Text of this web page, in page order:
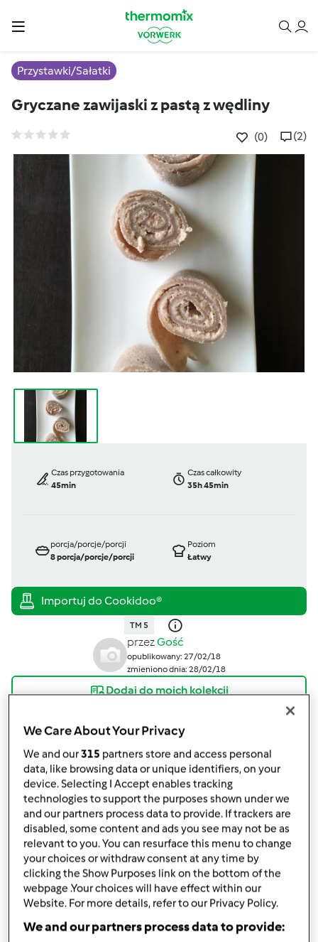
Przystawki/Sałatki
Gryczane zawijaski z pastą z wędliny
(0) (2)
Czas przygotowania
45min
Czas całkowity
35h 45min
porcja/porcje/porcji
8porcja/porcje/porcji
Poziom
Łatwy
TM 5
przezGość
opublikowany: 27/02/18
zmieniono dnia: 28/02/18
Dodaj do moich kolekcji
Składniki
Naleśniki gryczane
400g kaszy gryczanej niepalonej,(lub mąki
900g wody
We Care About Your Privacy
We and our315 partners store and access personal
data, like browsing data or unique identifiers, on your
device. Selecting I Accept enables tracking
technologies to support the purposes shown under we
and our partners process data to provide. If trackers are
disabled, some content and ads you see may not be as
relevant to you. You can resurface this menu to change
your choices or withdraw consent at any time by
clicking the Show Purposes link on the bottom of the
webpage .Your choices will have effect within our
Website. For more details, refer to our Privacy Policy.
We and our partners process data to provide: